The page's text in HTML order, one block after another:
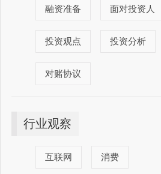
融资准备 面对投资人
投资观点 投资分析
对赌协议
行业观察
互联网 消费